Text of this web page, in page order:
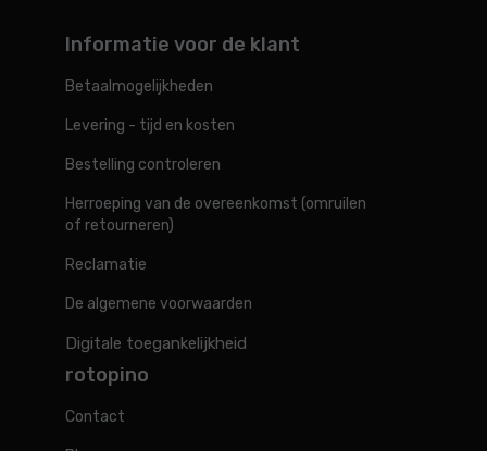
Informatie voor de klant
Betaalmogelijkheden
Levering - tijd en kosten
Bestelling controleren
Herroeping van de overeenkomst (omruilen
of retourneren)
Reclamatie
De algemene voorwaarden
Digitale toegankelijkheid
rotopino
Contact